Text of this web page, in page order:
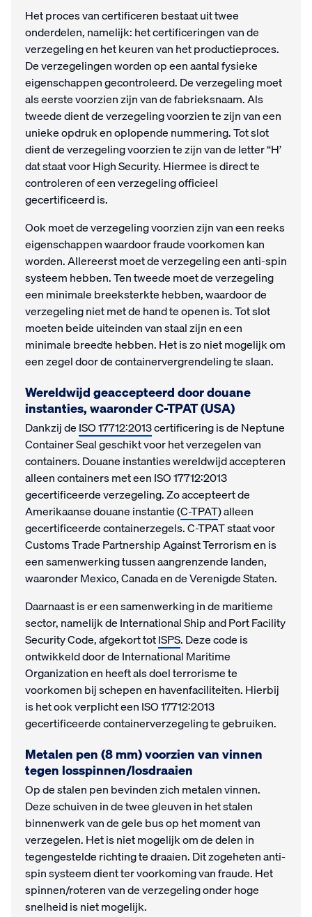
Het proces van certificeren bestaat uit twee
onderdelen, namelijk: het certificeringen van de
verzegeling en het keuren van het productieproces.
De verzegelingen worden op een aantal fysieke
eigenschappen gecontroleerd. De verzegeling moet
als eerste voorzien zijn van de fabrieksnaam. Als
tweede dient de verzegeling voorzien te zijn van een
unieke opdruk en oplopende nummering. Tot slot
dient de verzegeling voorzien te zijn van de letter “H’
dat staat voor High Security. Hiermee is direct te
controleren of een verzegeling officieel
gecertificeerd is.
Ook moet de verzegeling voorzien zijn van een reeks
eigenschappen waardoor fraude voorkomen kan
worden. Allereerst moet de verzegeling een anti-spin
systeem hebben. Ten tweede moet de verzegeling
een minimale breeksterkte hebben, waardoor de
verzegeling niet met de hand te openen is. Tot slot
moeten beide uiteinden van staal zijn en een
minimale breedte hebben. Het is zo niet mogelijk om
een zegel door de containervergrendeling te slaan.
Wereldwijd geaccepteerd door douane
instanties, waaronder C-TPAT (USA)
Dankzij deISO 17712:2013certificering is de Neptune
Container Seal geschikt voor het verzegelen van
containers. Douane instanties wereldwijd accepteren
alleen containers met een ISO 17712:2013
gecertificeerde verzegeling. Zo accepteert de
Amerikaanse douane instantie (C-TPAT) alleen
gecertificeerde containerzegels. C-TPAT staat voor
Customs Trade Partnership Against Terrorism en is
een samenwerking tussen aangrenzende landen,
waaronder Mexico, Canada en de Verenigde Staten.
Daarnaast is er een samenwerking in de maritieme
sector, namelijk de International Ship and Port Facility
Security Code, afgekort totISPS. Deze code is
ontwikkeld door de International Maritime
Organization en heeft als doel terrorisme te
voorkomen bij schepen en havenfaciliteiten. Hierbij
is het ook verplicht een ISO 17712:2013
gecertificeerde containerverzegeling te gebruiken.
Metalen pen (8 mm) voorzien van vinnen
tegen losspinnen/losdraaien
Op de stalen pen bevinden zich metalen vinnen.
Deze schuiven in de twee gleuven in het stalen
binnenwerk van de gele bus op het moment van
verzegelen. Het is niet mogelijk om de delen in
tegengestelde richting te draaien. Dit zogeheten anti-
spin systeem dient ter voorkoming van fraude. Het
spinnen/roteren van de verzegeling onder hoge
snelheid is niet mogelijk.